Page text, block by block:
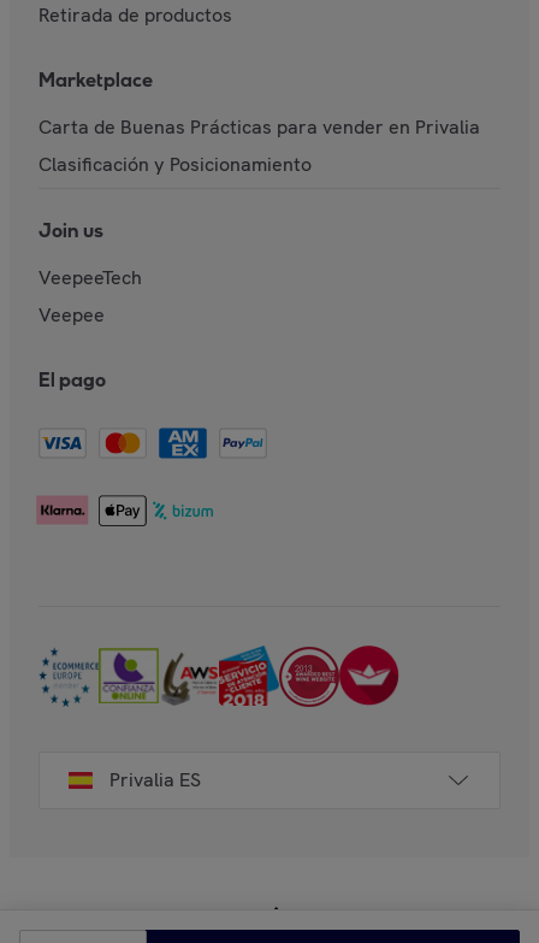
Retirada de productos
Marketplace
Carta de Buenas Prácticas para vender en Privalia
Clasificación y Posicionamiento
Join us
VeepeeTech
Veepee
El pago
Privalia ES